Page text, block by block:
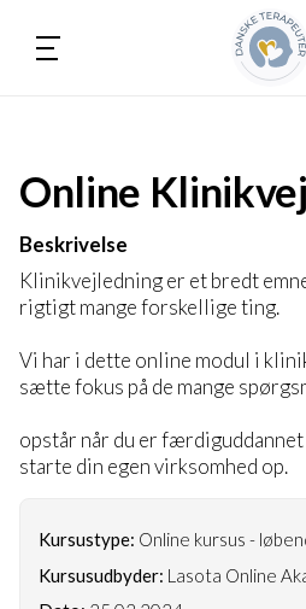
Online
Beskrivelse
Klinikvejledning er et bredt
rigtigt mange forskellige ting.
Vi har i dette online modul i
sætte fokus på de mange
opstår når du er
starte din egen virksomhed op.
Kursustype: Online kursus -
Kursusudbyder: Lasota Online